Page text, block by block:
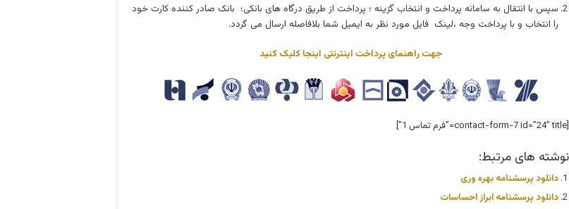
سپس با انتقال به سامانه پرداخت و انتخاب گزینه ؛ پرداخت از طریق درگاه های بانکی؛ بانک صادر کننده کارت خود
را انتخاب و با پرداخت وجه ،لینک فایل مورد نظر به ایمیل شما بلافاصله ارسال می گردد.
جهت راهنمای پرداخت اینترنتی اینجا کلیک کنید
[contact-form-7 id=”24″ title=”فرم تماس 1″]
نوشته های مرتبط:
دانلود پرسشنامه بهره وری
دانلود پرسشنامه ابراز احساسات